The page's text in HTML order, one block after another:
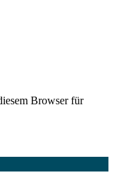
Browser für